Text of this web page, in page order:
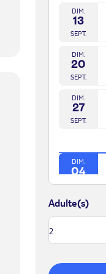
DIM.
13
SEPT.
DIM.
20
SEPT.
DIM.
27
SEPT.
DIM.
04
OCT.
Adulte(s)